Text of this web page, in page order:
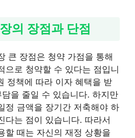
의 장점과 단점
큰 장점은 청약 가점을 통해
으로 청약할 수 있다는 점입니
정책에 따라 이자 혜택을 받
을 줄일 수 있습니다. 하지만
정 금액을 장기간 저축해야 하
다는 점이 있습니다. 따라서
할 때는 자신의 재정 상황을